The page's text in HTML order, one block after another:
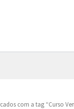
com a tag “Curso